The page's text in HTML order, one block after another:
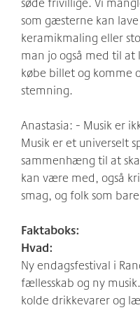
som gæsterne kan
keramikmaling eller
man jo også med til
købe billet og komme
stemning.
Anastasia: - Musik er
Musik er et universelt
sammenhæng til at
kan være med, også
smag, og folk som
Faktaboks:
Hvad:
Ny endagsfestival i
fællesskab og ny
kolde drikkevarer og